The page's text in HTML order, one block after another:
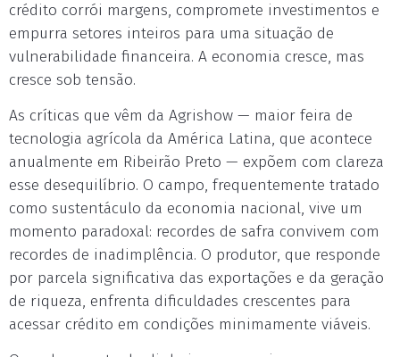
crédito corrói margens, compromete investimentos e
empurra setores inteiros para uma situação de
vulnerabilidade financeira. A economia cresce, mas
cresce sob tensão.
As críticas que vêm da Agrishow — maior feira de
tecnologia agrícola da América Latina, que acontece
anualmente em Ribeirão Preto — expõem com clareza
esse desequilíbrio. O campo, frequentemente tratado
como sustentáculo da economia nacional, vive um
momento paradoxal: recordes de safra convivem com
recordes de inadimplência. O produtor, que responde
por parcela significativa das exportações e da geração
de riqueza, enfrenta dificuldades crescentes para
acessar crédito em condições minimamente viáveis.